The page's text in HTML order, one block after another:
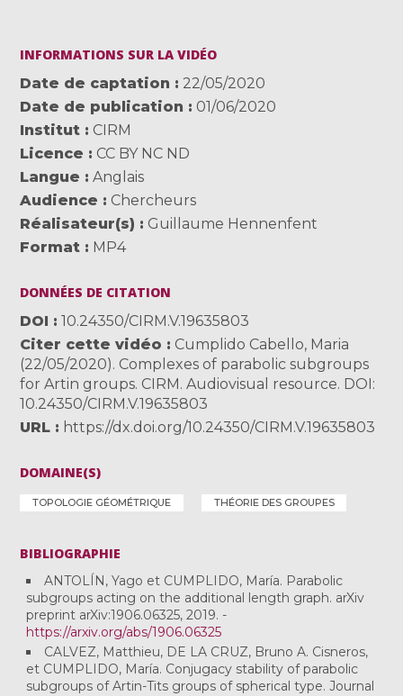
INFORMATIONS SUR LA VIDÉO
Date de captation
22/05/2020
Date de publication
01/06/2020
Institut
CIRM
Licence
CC BY NC ND
Langue
Anglais
Audience
Chercheurs
Réalisateur(s)
Guillaume Hennenfent
Format
MP4
DONNÉES DE CITATION
DOI
10.24350/CIRM.V.19635803
Citer cette vidéo
Cumplido Cabello, Maria
(22/05/2020). Complexes of parabolic subgroups
for Artin groups. CIRM. Audiovisual resource. DOI:
10.24350/CIRM.V.19635803
URL
https://dx.doi.org/10.24350/CIRM.V.19635803
DOMAINE(S)
TOPOLOGIE GÉOMÉTRIQUE THÉORIE DES GROUPES
BIBLIOGRAPHIE
ANTOLÍN, Yago et CUMPLIDO, María. Parabolic
subgroups acting on the additional length graph. arXiv
preprint arXiv:1906.06325, 2019. -
https://arxiv.org/abs/1906.06325
CALVEZ, Matthieu, DE LA CRUZ, Bruno A. Cisneros,
et CUMPLIDO, María. Conjugacy stability of parabolic
subgroups of Artin-Tits groups of spherical type. Journal